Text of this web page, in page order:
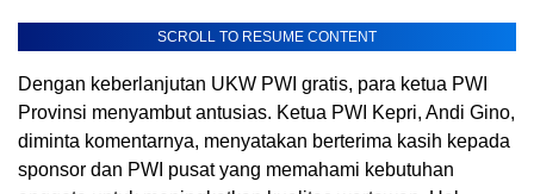
SCROLL TO RESUME CONTENT
Dengan keberlanjutan UKW PWI gratis, para ketua PWI
Provinsi menyambut antusias. Ketua PWI Kepri, Andi Gino,
diminta komentarnya, menyatakan berterima kasih kepada
sponsor dan PWI pusat yang memahami kebutuhan